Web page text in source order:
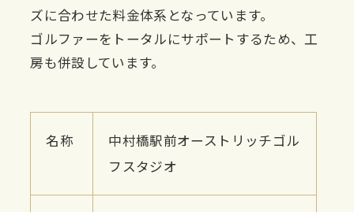
ズに合わせた料金体系となっています。
ゴルファーをトータルにサポートするため、工
房も併設しています。
名称
中村橋駅前オーストリッチゴル
フスタジオ